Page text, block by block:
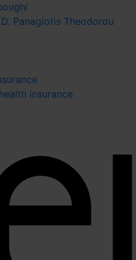
Panagiotis Theodorou
insurance